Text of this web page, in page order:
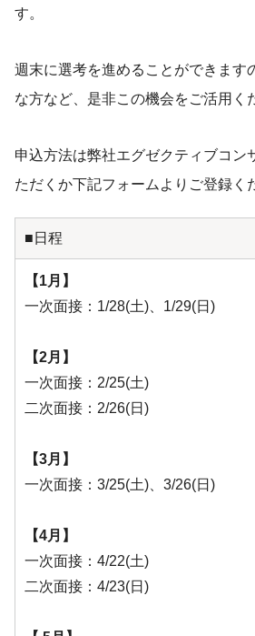
す。
週末に選考を進めることができます
な方など、是非この機会をご活用く
申込方法は弊社エグゼクティブコン
ただくか下記フォームよりご登録く
■日程
【1月】
一次面接：1/28(土)、1/29(日)
【2月】
一次面接：2/25(土)
二次面接：2/26(日)
【3月】
一次面接：3/25(土)、3/26(日)
【4月】
一次面接：4/22(土)
二次面接：4/23(日)